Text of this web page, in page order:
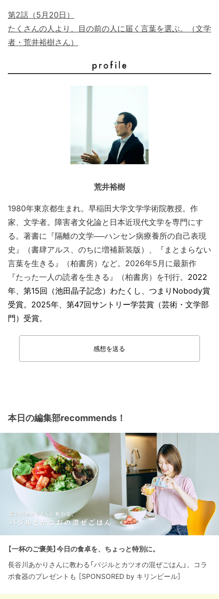
第2話（5月20日）
たくさんの人より、目の前の人に届く言葉を選ぶ。（文学
者・荒井裕樹さん）
荒井裕樹
1980年東京都生まれ。早稲田大学文学学術院教授。作
家、文学者。障害者文化論と日本近現代文学を専門にす
る。著書に『隔離の文学──ハンセン病療養所の自己表現
史』（書肆アルス、のちに増補新装版）、『まとまらない
言葉を生きる』（柏書房）など。2026年5月に最新作
『たった一人の読者を生きる』（柏書房）を刊行。 2022
年、第15回（池田晶子記念）わたくし、つまりNobody賞
受賞。2025年、第47回サントリー学芸賞（芸術・文学部
門）受賞。
感想を送る
本日の編集部recommends！
【一杯のご褒美】今日の食卓を、ちょっと特別に。
長谷川あかりさんに教わる「バジルとカツオの混ぜごはん」。コラ
ボ食器のプレゼントも ［SPONSORED by キリンビール］